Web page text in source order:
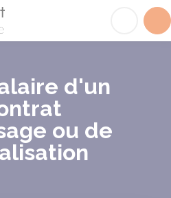
d'un
ou de